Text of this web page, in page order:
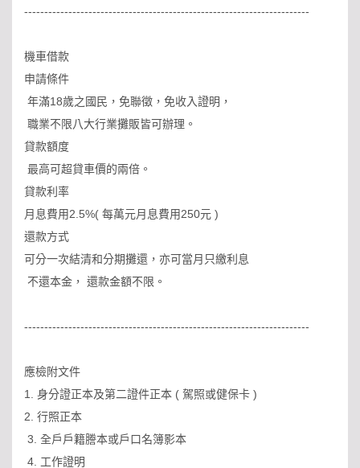
-----------------------------------------------------------------------
機車借款
申請條件
年滿18歲之國民，免聯徵，免收入證明，
職業不限八大行業攤販皆可辦理。
貸款額度
最高可超貸車價的兩倍。
貸款利率
月息費用2.5%( 每萬元月息費用250元 )
還款方式
可分一次結清和分期攤還，亦可當月只繳利息
不還本金， 還款金額不限。
-----------------------------------------------------------------------
應檢附文件
1. 身分證正本及第二證件正本 ( 駕照或健保卡 )
2. 行照正本
3. 全戶戶籍謄本或戶口名簿影本
4. 工作證明